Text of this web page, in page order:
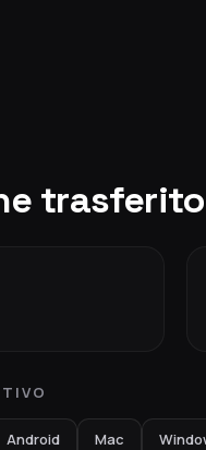
trasferito
Android Mac